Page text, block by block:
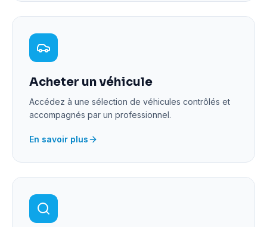
Acheter un véhicule
Accédez à une sélection de véhicules contrôlés et
accompagnés par un professionnel.
En savoir plus